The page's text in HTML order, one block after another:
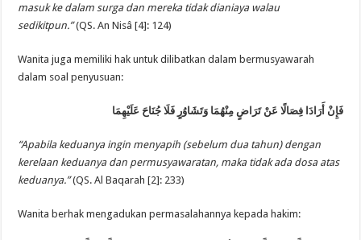
masuk ke dalam surga dan mereka tidak dianiaya walau
sedikitpun.”(QS. An Nisâ [4]: 124)
Wanita juga memiliki hak untuk dilibatkan dalam bermusyawarah
dalam soal penyusuan:
فَإِنْ أَرَادَا فِصَالًا عَنْ تَرَاضٍ مِنْهُمَا وَتَشَاوُرٍ فَلَا جُنَاحَ عَلَيْهِمَا
“Apabila keduanya ingin menyapih (sebelum dua tahun) dengan
kerelaan keduanya dan permusyawaratan, maka tidak ada dosa atas
keduanya.”(QS. Al Baqarah [2]: 233)
Wanita berhak mengadukan permasalahannya kepada hakim: